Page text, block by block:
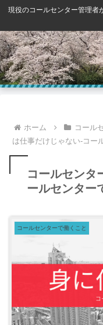
現役のコールセンター管理者
ホーム コール
は仕事だけじゃない-コー
コールセンタ
ールセンター
コールセンターで働くこと